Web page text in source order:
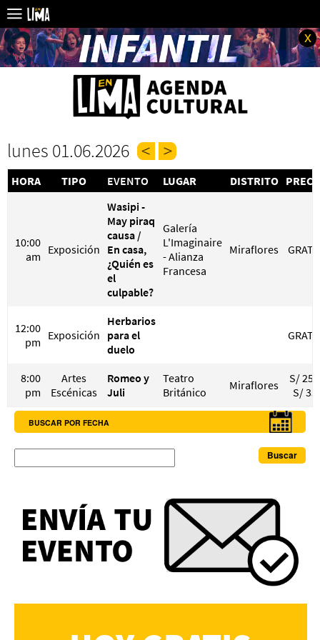
x
lunes 01.06.2026
HORA TIPO EVENTO LUGAR DISTRITO
10:00
am Exposición
Wasipi -
May piraq
causa /
En casa,
¿Quién es
el
culpable?
Galería
L'Imaginaire
- Alianza
Francesa
Miraflores
12:00
pm Exposición
Herbarios
para el
duelo
8:00
pm
Artes
Escénicas
Romeo y
Juli
Teatro
Británico
Miraflores
S/ 25
S/ 35
BUSCAR POR FECHA